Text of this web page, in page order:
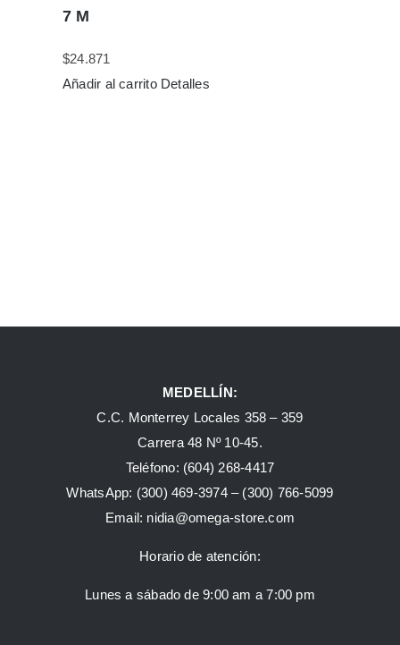
7 M
$24.871
Añadir al carrito Detalles
MEDELLÍN:
C.C. Monterrey Locales 358 – 359
Carrera 48 Nº 10-45.
Teléfono: (604) 268-4417
WhatsApp: (300) 469-3974 – (300) 766-5099
Email: nidia@omega-store.com
Horario de atención:
Lunes a sábado de 9:00 am a 7:00 pm